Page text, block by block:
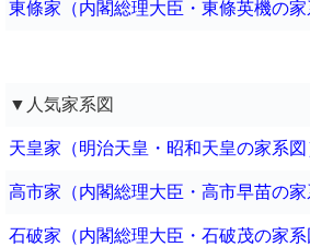
東條家（内閣総理大臣・東條英機の家
▼人気家系図
天皇家（明治天皇・昭和天皇の家系図
高市家（内閣総理大臣・高市早苗の家
石破家（内閣総理大臣・石破茂の家系